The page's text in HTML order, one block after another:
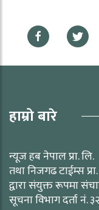
हाम्रो बारे
न्यूज हब नेपाल प्रा. लि.
तथा निजगढ टाईम्स
द्वारा संयुक्त रूपमा
सूचना विभाग दर्ता नं.